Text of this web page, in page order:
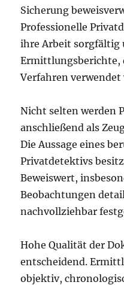
Sicherung
Professionelle
ihre Arbeit sorgfältig
Ermittlungsberichte,
Verfahren
Nicht selten werden
anschließend als
Die Aussage eines
Privatdetektivs
Beweiswert,
Beobachtungen
nachvollziehbar
Hohe Qualität der
entscheidend.
objektiv,